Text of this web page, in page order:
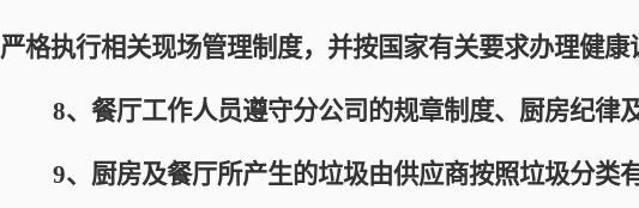
严格执行相关现场管理制度，并按国家有关要求办理健康
8、餐厅工作人员遵守分公司的规章制度、厨房纪律及
9、厨房及餐厅所产生的垃圾由供应商按照垃圾分类有